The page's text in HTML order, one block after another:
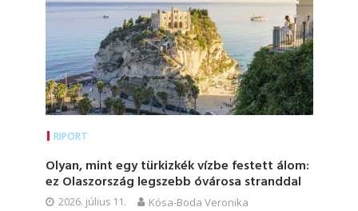
RIPORT
Olyan, mint egy türkizkék vízbe festett álom:
ez Olaszország legszebb óvárosa stranddal
2026. július 11. Kósa-Boda Veronika